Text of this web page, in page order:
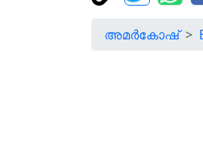
അമർകോഷ്